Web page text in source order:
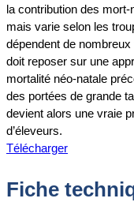
la contribution des
mais varie selon les
dépendent de
doit reposer sur une
mortalité néo-natale
des portées de grande
devient alors une vraie
d’éleveurs.
Télécharger
Fiche